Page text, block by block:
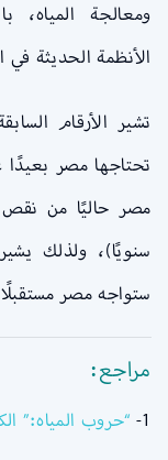
ومعالجة المياه،
الأنظمة الحديثة في
تشير الأرقام
تحتاجها مصر
سنويًا)، ولذلك
ستواجه مصر
مراجع:
1- “حروب المياه:”